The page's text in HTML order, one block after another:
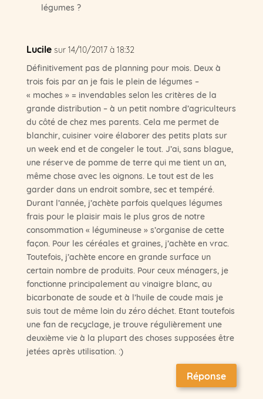
légumes ?
Lucile sur 14/10/2017 à 18:32
Définitivement pas de planning pour mois. Deux à
trois fois par an je fais le plein de légumes –
« moches » = invendables selon les critères de la
grande distribution – à un petit nombre d’agriculteurs
du côté de chez mes parents. Cela me permet de
blanchir, cuisiner voire élaborer des petits plats sur
un week end et de congeler le tout. J’ai, sans blague,
une réserve de pomme de terre qui me tient un an,
même chose avec les oignons. Le tout est de les
garder dans un endroit sombre, sec et tempéré.
Durant l’année, j’achète parfois quelques légumes
frais pour le plaisir mais le plus gros de notre
consommation « légumineuse » s’organise de cette
façon. Pour les céréales et graines, j’achète en vrac.
Toutefois, j’achète encore en grande surface un
certain nombre de produits. Pour ceux ménagers, je
fonctionne principalement au vinaigre blanc, au
bicarbonate de soude et à l’huile de coude mais je
suis tout de même loin du zéro déchet. Etant toutefois
une fan de recyclage, je trouve régulièrement une
deuxième vie à la plupart des choses supposées être
jetées après utilisation. :)
Réponse